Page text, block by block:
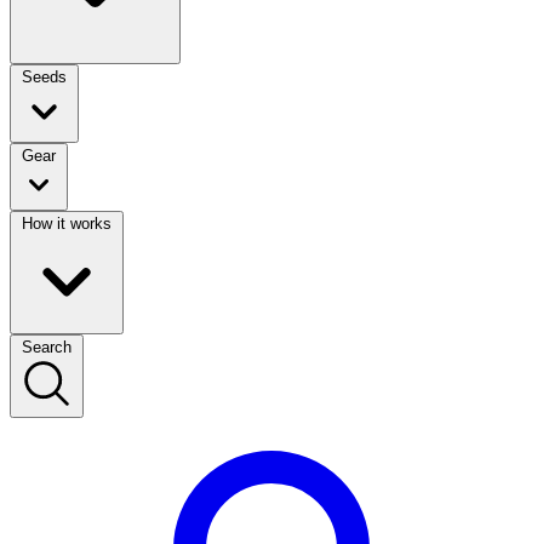
Seeds
Gear
How it works
Search